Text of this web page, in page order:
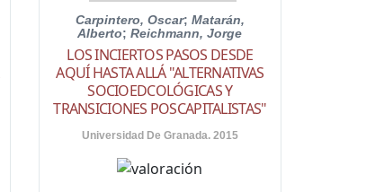
Carpintero, Oscar; Matarán,
Alberto;Reichmann, Jorge
LOS INCIERTOS PASOS DESDE
AQUÍ HASTA ALLÁ "ALTERNATIVAS
SOCIOEDCOLÓGICAS Y
TRANSICIONES POSCAPITALISTAS"
Universidad De Granada. 2015